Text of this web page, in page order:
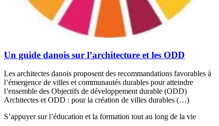
Un guide danois sur l’architecture et les ODD
Les architectes danois proposent des recommandations favorables à
l’émergence de villes et communautés durables pour atteindre
l’ensemble des Objectifs de développement durable (ODD)
Architectes et ODD : pour la création de villes durables (…)
S’appuyer sur l’éducation et la formation tout au long de la vie